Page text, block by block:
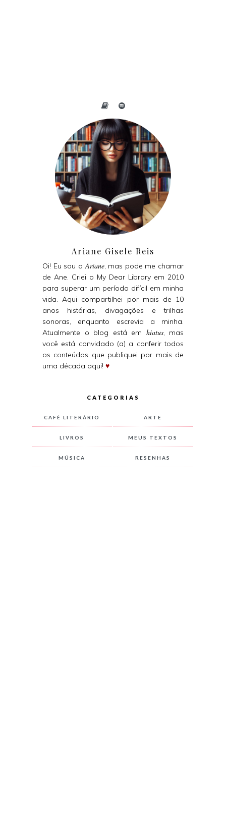
Ariane Gisele Reis
Oi! Eu sou aAriane, mas pode me chamar
de Ane. Criei o My Dear Library em 2010
para superar um período difícil em minha
vida. Aqui compartilhei por mais de 10
anos histórias, divagações e trilhas
sonoras, enquanto escrevia a minha.
Atualmente o blog está em hiatus, mas
você está convidado (a) a conferir todos
os conteúdos que publiquei por mais de
uma década aqui! ♥
CATEGORIAS
CAFÉ LITERÁRIO ARTE
LIVROS MEUS TEXTOS
MÚSICA RESENHAS